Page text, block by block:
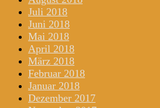
Juli 2018
Juni 2018
Mai 2018
April 2018
März 2018
Februar 2018
Januar 2018
Dezember 2017